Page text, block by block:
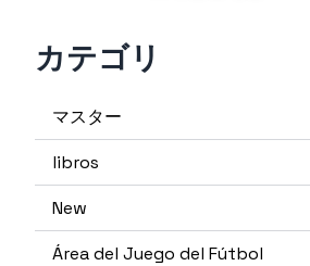
カテゴリ
マスター
libros
New
Área del Juego del Fútbol